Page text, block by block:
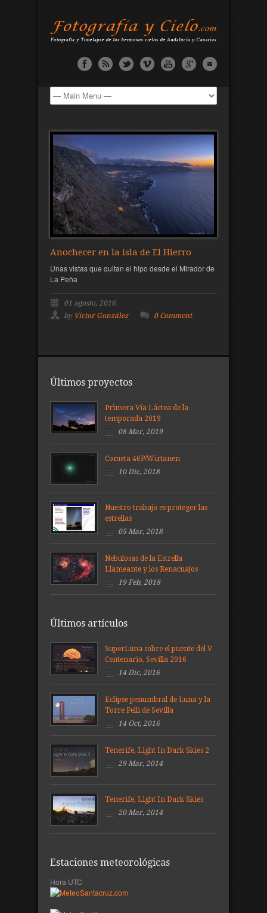
Anochecer en la isla de El Hierro
Unas vistas que quitan el hipo desde el Mirador de
La Peña
01 agosto, 2016
by Víctor González 0 Comment
Últimos proyectos
Primera Vía Láctea de la
temporada 2019
08 Mar, 2019
Cometa 46P/Wirtanen
10 Dic, 2018
Nuestro trabajo es proteger las
estrellas
05 Mar, 2018
Nebulosas de la Estrella
Llameante y los Renacuajos
19 Feb, 2018
Últimos artículos
SuperLuna sobre el puente del V
Centenario, Sevilla 2016
14 Dic, 2016
Eclipse penumbral de Luna y la
Torre Pelli de Sevilla
14 Oct, 2016
Tenerife, Light In Dark Skies 2
29 Mar, 2014
Tenerife, Light In Dark Skies
20 Mar, 2014
Estaciones meteorológicas
Hora UTC